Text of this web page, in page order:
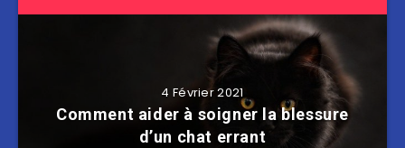
4 Février 2021
Comment aider à soigner la blessure
d’un chat errant